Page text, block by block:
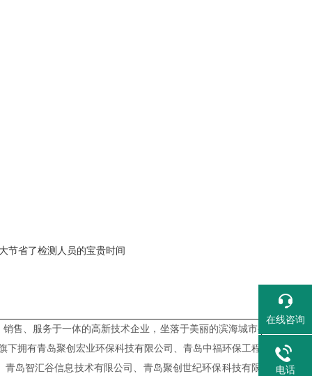
节省了检测人员的宝贵时间
售、服务于一体的高新技术企业，坐落于美丽的滨海城市-
拥有青岛聚创宏业环保科技有限公司、青岛中福环保工程
岛智汇谷信息技术有限公司、青岛聚创世纪环保科技有限
在线咨询
电话